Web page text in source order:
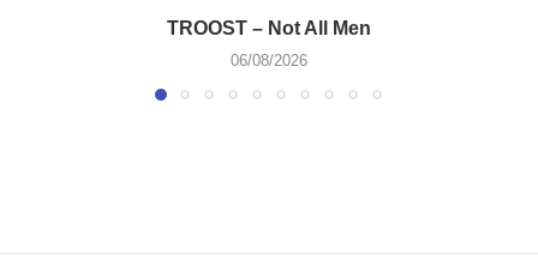
TROOST – Not All Men
06/08/2026